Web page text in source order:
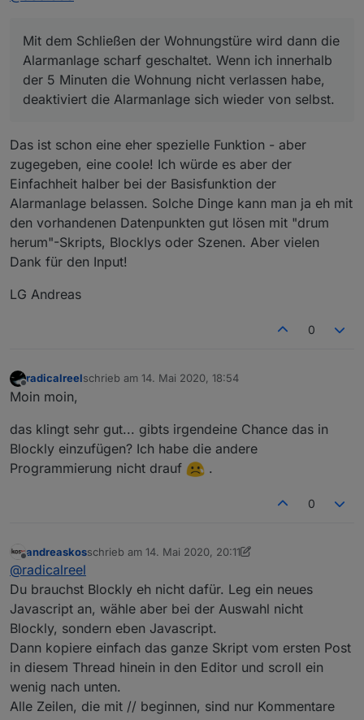
Mit dem Schließen der Wohnungstüre wird dann die
Alarmanlage scharf geschaltet. Wenn ich innerhalb
der 5 Minuten die Wohnung nicht verlassen habe,
deaktiviert die Alarmanlage sich wieder von selbst.
Das ist schon eine eher spezielle Funktion - aber
zugegeben, eine coole! Ich würde es aber der
Einfachheit halber bei der Basisfunktion der
Alarmanlage belassen. Solche Dinge kann man ja eh mit
den vorhandenen Datenpunkten gut lösen mit "drum
herum"-Skripts, Blocklys oder Szenen. Aber vielen
Dank für den Input!
LG Andreas
0
Offline
radicalreelschrieb am 14. Mai 2020, 18:54
zuletzt editiert von
Moin moin,
das klingt sehr gut... gibts irgendeine Chance das in
Blockly einzufügen? Ich habe die andere
Programmierung nicht drauf
.
0
Offline
andreaskosschrieb am 14. Mai 2020, 20:11
zuletzt editiert von andreaskos
@radicalreel
Du brauchst Blockly eh nicht dafür. Leg ein neues
Javascript an, wähle aber bei der Auswahl nicht
Blockly, sondern eben Javascript.
Dann kopiere einfach das ganze Skript vom ersten Post
in diesem Thread hinein in den Editor und scroll ein
wenig nach unten.
Alle Zeilen, die mit // beginnen, sind nur Kommentare